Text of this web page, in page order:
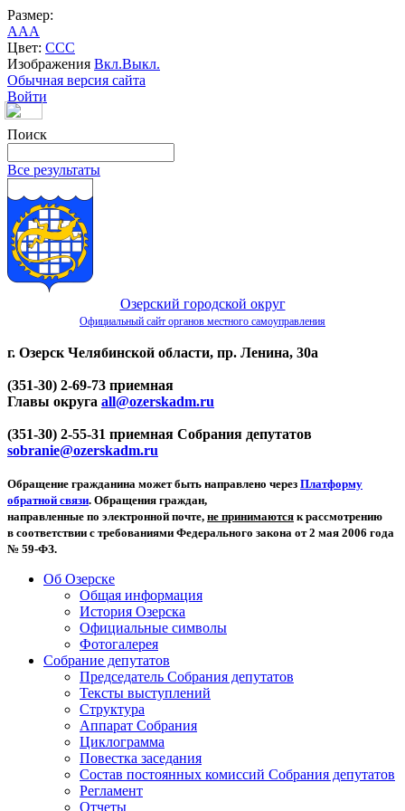
Размер:
AAA
Цвет: CCC
Изображения Вкл.Выкл.
Обычная версия сайта
Войти
Поиск
Все результаты
Озерский городской округ
Официальный сайт органов местного самоуправления
г. Озерск Челябинской области, пр. Ленина, 30а
(351-30) 2-69-73 приемная
Главы округа all@ozerskadm.ru
(351-30) 2-55-31 приемная Собрания депутатов
sobranie@ozerskadm.ru
Обращение гражданина может быть направлено через Платформу
обратной связи. Обращения граждан,
направленные по электронной почте, не принимаются к рассмотрению
в соответствии с требованиями Федерального закона от 2 мая 2006 года
№ 59-ФЗ.
Об Озерске
Общая информация
История Озерска
Официальные символы
Фотогалерея
Собрание депутатов
Председатель Собрания депутатов
Тексты выступлений
Структура
Аппарат Собрания
Циклограмма
Повестка заседания
Состав постоянных комиссий Собрания депутатов
Регламент
Отчеты